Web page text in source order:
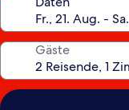
Gäste